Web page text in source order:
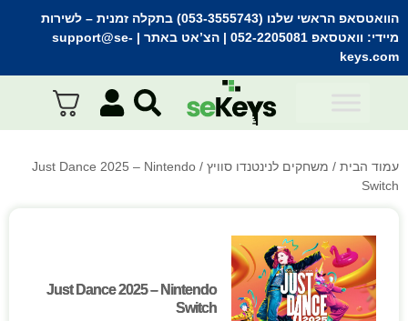
הוואטסאפ הראשי שלנו (053-3555743) בתקלה זמנית
– לשירות
מיידי: וואטסאפ 052-2205081 | הצ’אט באתר | support@se-
keys.com
עמוד הבית / משחקים לנינטנדו סוויץ
/ Just Dance 2025 – Nintendo
Switch
Just Dance 2025 – Nintendo
Switch
Just Dance 2025 – Nintendo
Switch